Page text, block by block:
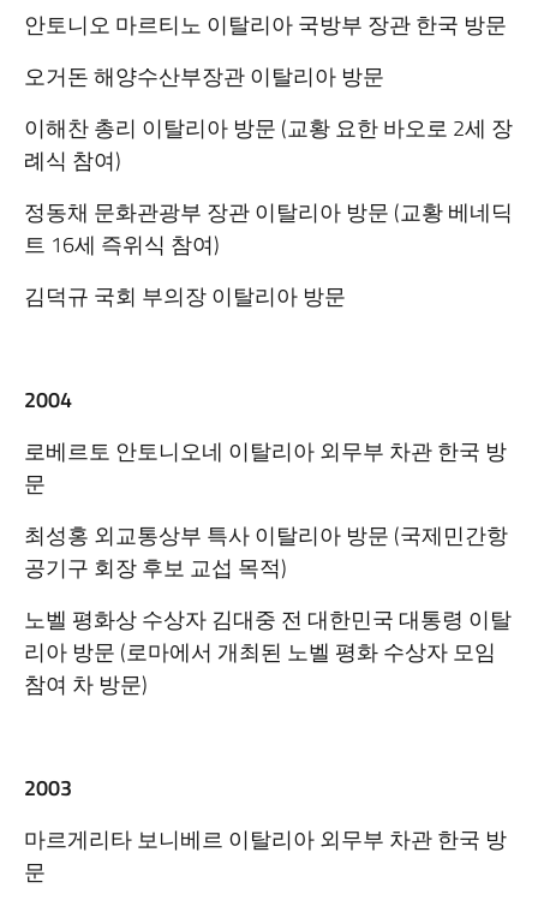
안토니오 마르티노 이탈리아 국방부 장관 한국 방문
오거돈 해양수산부장관 이탈리아 방문
이해찬 총리 이탈리아 방문 (교황 요한 바오로 2세 장
례식 참여)
정동채 문화관광부 장관 이탈리아 방문 (교황 베네딕
트 16세 즉위식 참여)
김덕규 국회 부의장 이탈리아 방문
2004
로베르토 안토니오네 이탈리아 외무부 차관 한국 방
문
최성홍 외교통상부 특사 이탈리아 방문 (국제민간항
공기구 회장 후보 교섭 목적)
노벨 평화상 수상자 김대중 전 대한민국 대통령 이탈
리아 방문 (로마에서 개최된 노벨 평화 수상자 모임
참여 차 방문)
2003
마르게리타 보니베르 이탈리아 외무부 차관 한국 방
문